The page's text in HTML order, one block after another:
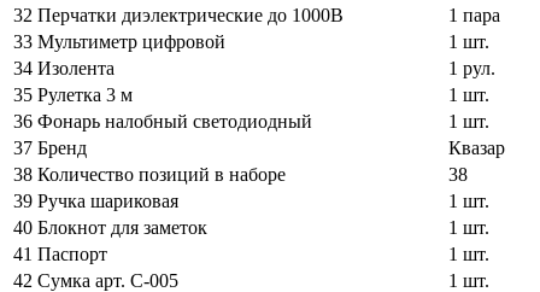
32 Перчатки диэлектрические до 1000В
1 пара
33 Мультиметр цифровой
1 шт.
34 Изолента
1 рул.
35 Рулетка 3 м
1 шт.
36 Фонарь налобный светодиодный
1 шт.
37 Бренд
Квазар
38 Количество позиций в наборе
38
39 Ручка шариковая
1 шт.
40 Блокнот для заметок
1 шт.
41 Паспорт
1 шт.
42 Сумка арт. С-005 1 шт.